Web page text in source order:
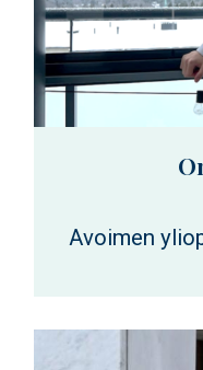
Avoimen